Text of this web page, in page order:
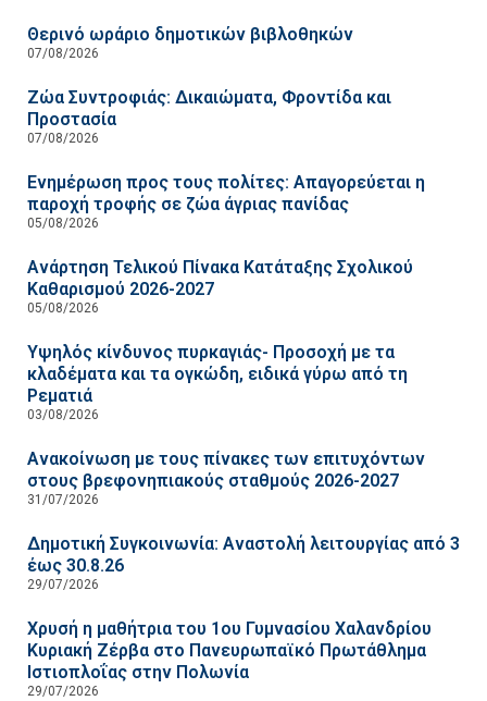
Θερινό ωράριο δημοτικών βιβλοθηκών
07/08/2026
Ζώα Συντροφιάς: Δικαιώματα, Φροντίδα και
Προστασία
07/08/2026
Ενημέρωση προς τους πολίτες: Απαγορεύεται η
παροχή τροφής σε ζώα άγριας πανίδας
05/08/2026
Ανάρτηση Τελικού Πίνακα Κατάταξης Σχολικού
Καθαρισμού 2026-2027
05/08/2026
Υψηλός κίνδυνος πυρκαγιάς- Προσοχή με τα
κλαδέματα και τα ογκώδη, ειδικά γύρω από τη
Ρεματιά
03/08/2026
Ανακοίνωση με τους πίνακες των επιτυχόντων
στους βρεφονηπιακούς σταθμούς 2026-2027
31/07/2026
Δημοτική Συγκοινωνία: Αναστολή λειτουργίας από 3
έως 30.8.26
29/07/2026
Χρυσή η μαθήτρια του 1ου Γυμνασίου Χαλανδρίου
Κυριακή Ζέρβα στο Πανευρωπαϊκό Πρωτάθλημα
Ιστιοπλοΐας στην Πολωνία
29/07/2026